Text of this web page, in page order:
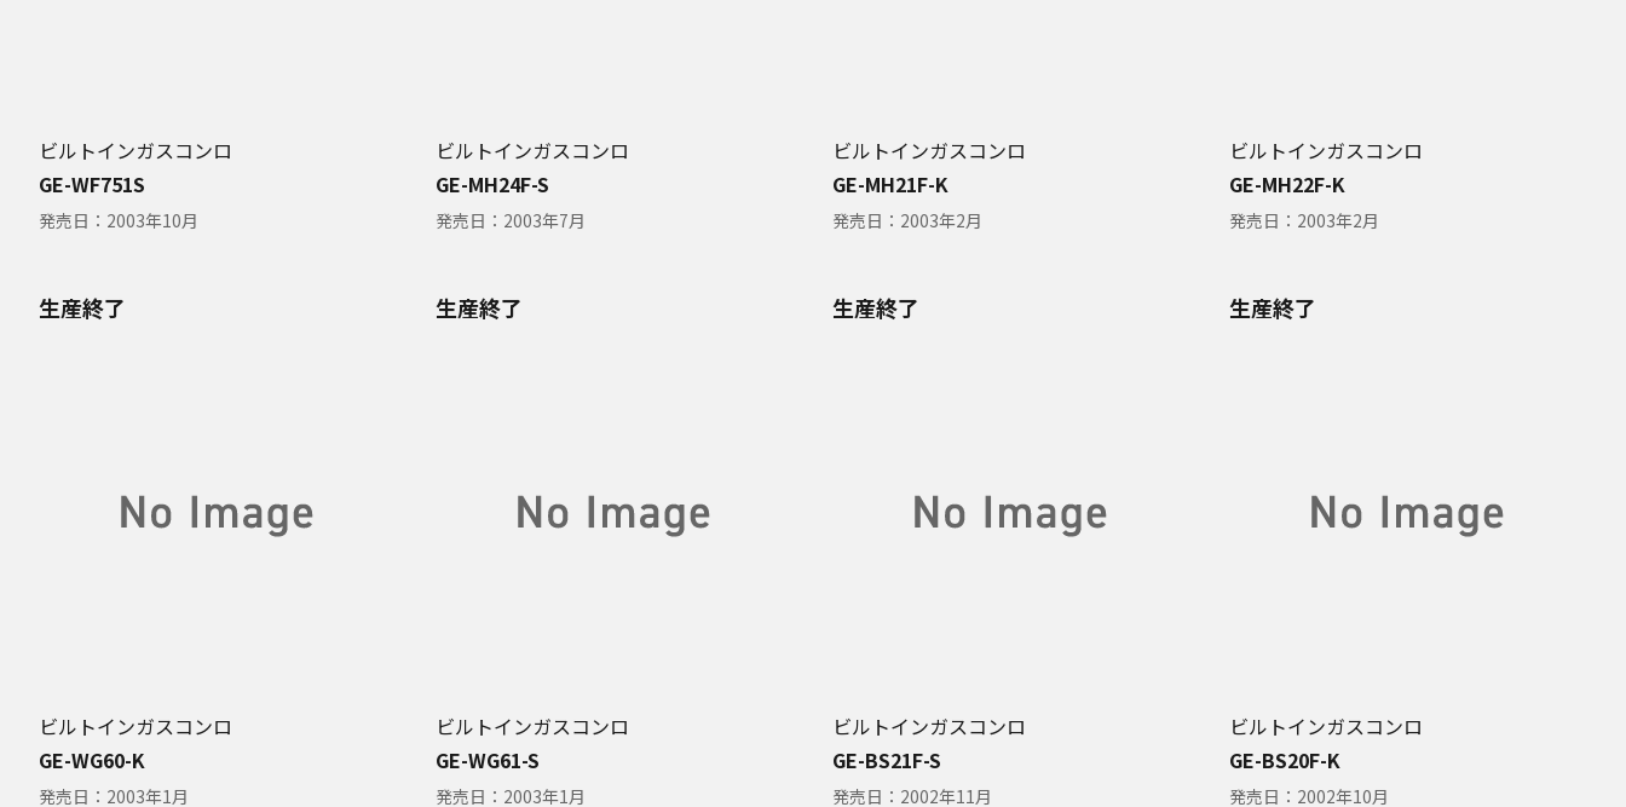
ビルトインガスコンロ
GE-WF751S
発売日： 2003年10月
ビルトインガスコンロ
GE-MH24F-S
発売日： 2003年7月
ビルトインガスコンロ
GE-MH21F-K
発売日： 2003年2月
ビルトインガスコンロ
GE-MH22F-K
発売日： 2003年2月
生産終了
ビルトインガスコンロ
GE-WG60-K
発売日： 2003年1月
生産終了
ビルトインガスコンロ
GE-WG61-S
発売日： 2003年1月
生産終了
ビルトインガスコンロ
GE-BS21F-S
発売日： 2002年11月
生産終了
ビルトインガスコンロ
GE-BS20F-K
発売日： 2002年10月